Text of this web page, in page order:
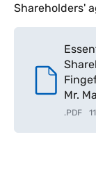
Shareholders'
Mr.
.PDF